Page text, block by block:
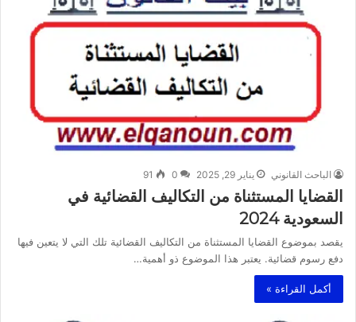
الباحث القانوني يناير 29, 2025 0
91
القضايا المستثناة من التكاليف القضائية في
السعودية 2024
يقصد بموضوع القضايا المستثناة من التكاليف القضائية تلك التي لا يتعين فيها
دفع رسوم قضائية. يعتبر هذا الموضوع ذو أهمية…
أكمل القراءة »